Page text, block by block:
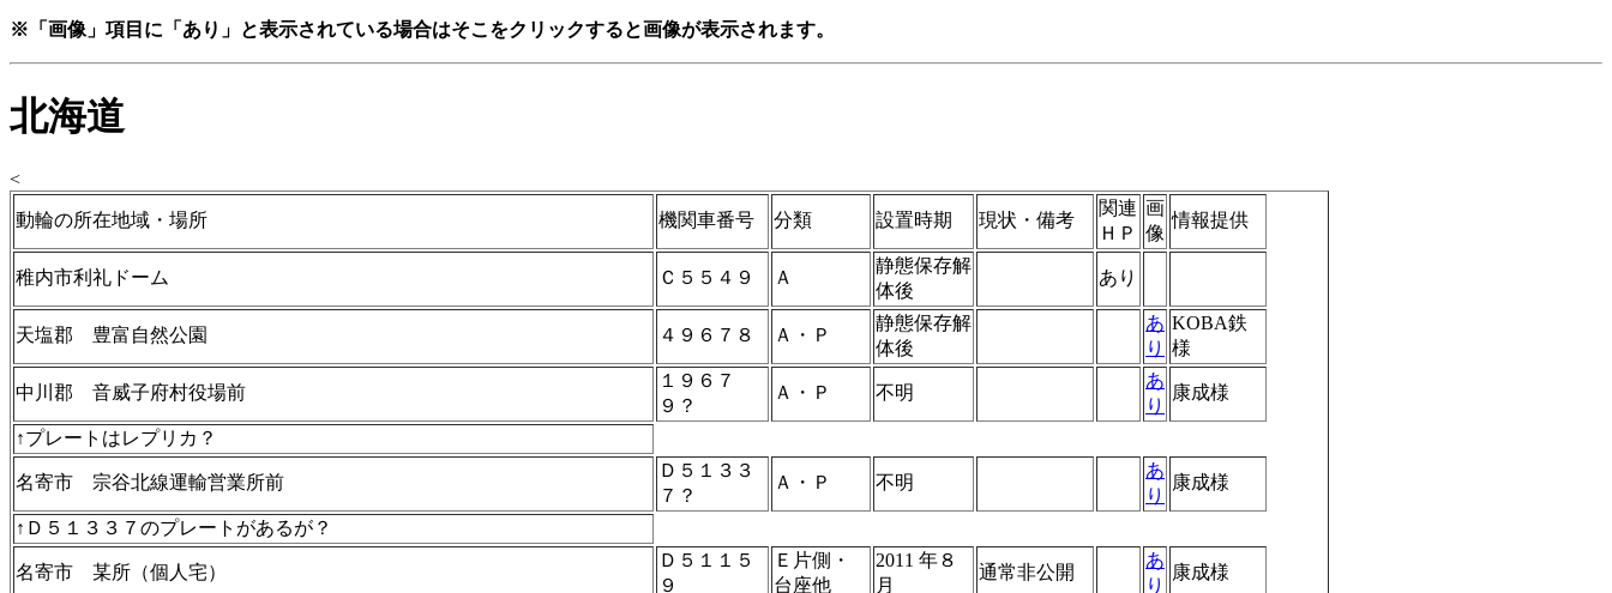
※「画像」項目に「あり」と表示されている場合はそこをクリックすると画像が表示されます。
北海道
<
動輪の所在地域・場所
機関車番号 分類 設置時期 現状・備考
関連
ＨＰ
画
像
情報提供
稚内市利礼ドーム Ｃ５５４９ Ａ
静態保存解
体後
あり
天塩郡 豊富自然公園 ４９６７８ Ａ・Ｐ
静態保存解
体後
あ
り
KOBA鉄
様
中川郡 音威子府村役場前
１９６７
９？
Ａ・Ｐ 不明
あ
り
康成様
↑プレートはレプリカ？
名寄市 宗谷北線運輸営業所前
Ｄ５１３３
７？
Ａ・Ｐ 不明
あ
り
康成様
↑Ｄ５１３３７のプレートがあるが？
名寄市 某所（個人宅）
Ｄ５１１５
９
Ｅ片側・
台座他
2011 年８
月
通常非公開
あ
り
康成様